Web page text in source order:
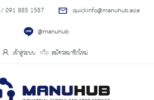
091 885 1587
quickinfo@manuhub.asia
@manuhub
เข้าสู่ระบบ สมัครสมาชิกใหม่